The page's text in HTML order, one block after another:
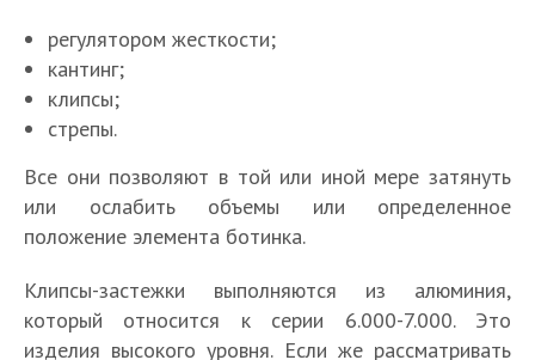
регулятором жесткости;
кантинг;
клипсы;
стрепы.
Все они позволяют в той или иной мере затянуть
или ослабить объемы или определенное
положение элемента ботинка.
Клипсы-застежки выполняются из алюминия,
который относится к серии 6.000-7.000. Это
изделия высокого уровня. Если же рассматривать